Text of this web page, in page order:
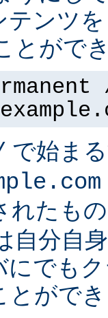
テンツ
とがで
で始ま
れたも
自分自
にでも
とがで